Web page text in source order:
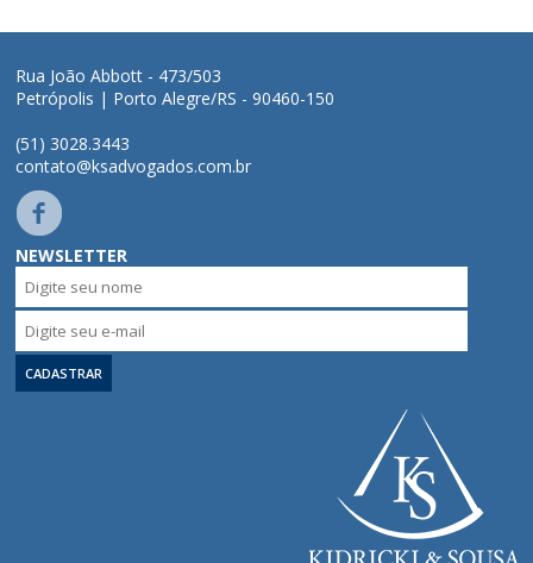
Rua João Abbott - 473/503
Petrópolis | Porto Alegre/RS - 90460-150
(51) 3028.3443
contato@ksadvogados.com.br
NEWSLETTER